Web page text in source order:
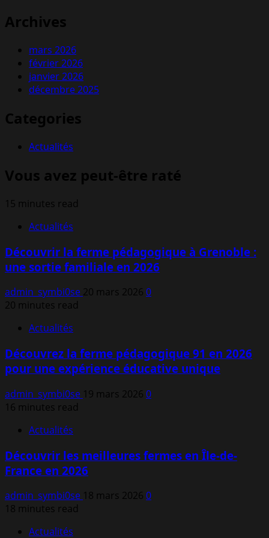
Archives
mars 2026
février 2026
janvier 2026
décembre 2025
Categories
Actualités
Vous avez peut-être raté
15 minutes read
Actualités
Découvrir la ferme pédagogique à Grenoble :
une sortie familiale en 2026
admin_symbi0se 20 mars 2026 0
20 minutes read
Actualités
Découvrez la ferme pédagogique 91 en 2026
pour une expérience éducative unique
admin_symbi0se 19 mars 2026 0
16 minutes read
Actualités
Découvrir les meilleures fermes en Île-de-
France en 2026
admin_symbi0se 18 mars 2026 0
18 minutes read
Actualités